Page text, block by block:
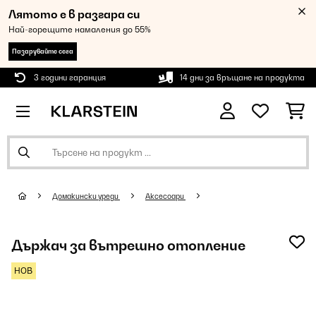
Лятото е в разгара си
Най-горещите намаления до 55%
Пазарувайте сега
3 години гаранция 14 дни за връщане на продукта
Домакински уреди Аксесоари
Държач за вътрешно отопление
НОВ